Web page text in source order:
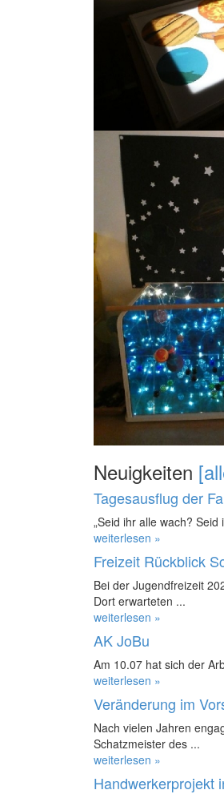
Neuigkeiten
Tagesausflug der
„Seid ihr alle wach?
weiterlesen »
Freizeit Rückblick
Bei der Jugendfreizeit
Dort erwarteten ...
weiterlesen »
AK JoBu
Am 10.07 hat sich der
weiterlesen »
Veränderung im
Nach vielen Jahren
Schatzmeister des ...
weiterlesen »
Handwerkerprojekt